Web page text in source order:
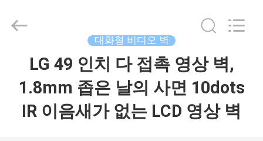
2026
Shenzhen
Reserved.
Developed
대화형 비디오 벽
LG 49 인치 다 접촉 영상 벽,
1.8mm 좁은 날의 사면 10dots
IR 이음새가 없는 LCD 영상 벽